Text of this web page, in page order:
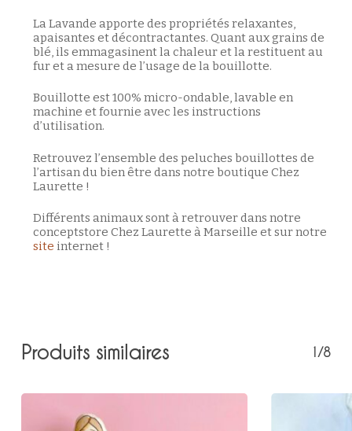
La Lavande apporte des propriétés relaxantes,
apaisantes et décontractantes. Quant aux grains de
blé, ils emmagasinent la chaleur et la restituent au
fur et a mesure de l’usage de la bouillotte.
Bouillotte est 100% micro-ondable, lavable en
machine et fournie avec les instructions
d’utilisation.
Retrouvez l’ensemble des peluches bouillottes de
l’artisan du bien être dans notre boutique Chez
Laurette !
Différents animaux sont à retrouver dans notre
conceptstore Chez Laurette à Marseille et sur notre
site internet !
Produits similaires 1/8